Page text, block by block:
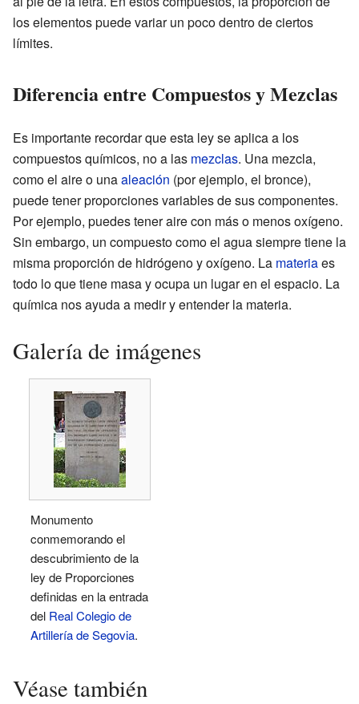
los elementos puede variar un poco dentro de ciertos
límites.
Diferencia entre Compuestos y Mezclas
Es importante recordar que esta ley se aplica a los
compuestos químicos, no a las mezclas. Una mezcla,
como el aire o unaaleación (por ejemplo, el bronce),
puede tener proporciones variables de sus componentes.
Por ejemplo, puedes tener aire con más o menos oxígeno.
Sin embargo, un compuesto como el agua siempre tiene la
misma proporción de hidrógeno y oxígeno. La materiaes
todo lo que tiene masa y ocupa un lugar en el espacio. La
química nos ayuda a medir y entender la materia.
Galería de imágenes
Monumento
conmemorando el
descubrimiento de la
ley de Proporciones
definidas en la entrada
del Real Colegio de
Artillería de Segovia.
Véase también